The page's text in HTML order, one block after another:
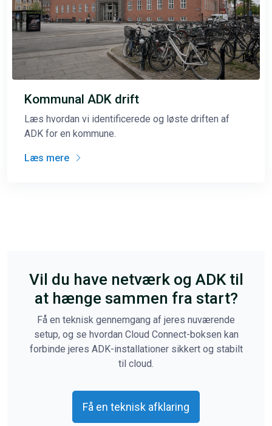
Kommunal ADK drift
Læs hvordan vi identificerede og løste driften af
ADK for en kommune.
Læs mere
Vil du have netværk og ADK til
at hænge sammen fra start?
Få en teknisk gennemgang af jeres nuværende
setup, og se hvordan Cloud Connect-boksen kan
forbinde jeres ADK-installationer sikkert og stabilt
til cloud.
Få en teknisk afklaring